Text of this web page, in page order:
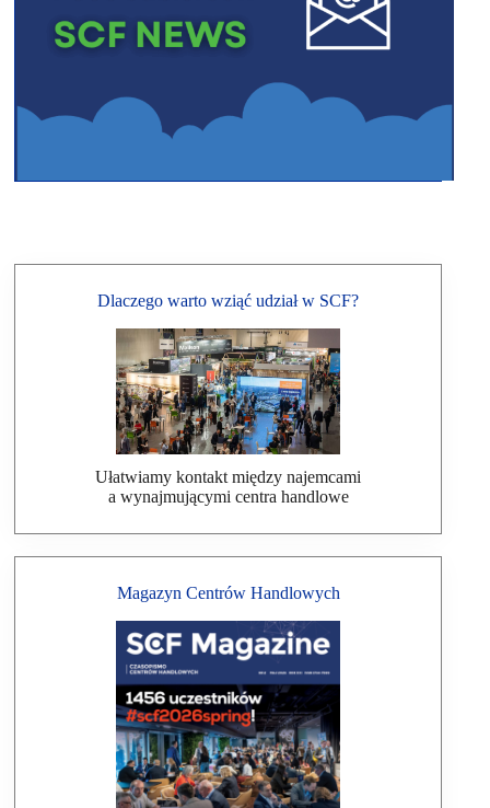
Dlaczego warto wziąć udział w SCF?
Ułatwiamy kontakt między najemcami
a wynajmującymi centra handlowe
Magazyn Centrów Handlowych